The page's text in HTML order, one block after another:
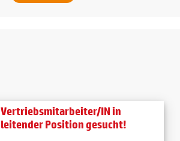
Vertriebsmitarbeiter/IN in
leitender Position gesucht!